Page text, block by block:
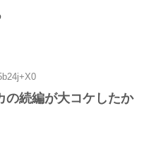
続編が大コケしたか